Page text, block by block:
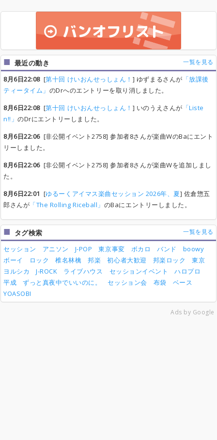
最近の動き 一覧を見る
8月6日22:08[第十回 けいおんせっしょん！ ] ゆずまるさんが 「放課後
ティータイム」 のDrへのエントリーを取り消しました。
8月6日22:08[第十回 けいおんせっしょん！ ] いのうえさんが 「Liste
n!!」のDrにエントリーしました。
8月6日22:06[非公開イベント2758] 参加者8さんが楽曲WのBaにエント
リーしました。
8月6日22:06[非公開イベント2758] 参加者8さんが楽曲Wを追加しまし
た。
8月6日22:01 [ゆるーくアイマス楽曲セッション 2026年、夏] 佐倉惣五
郎さんが 「The Rolling Riceball」 のBaにエントリーしました。
タグ検索 一覧を見る
セッション アニソン J-POP 東京事変 ボカロ バンド
boowy
ボーイ
ロック 椎名林檎 邦楽 初心者大歓迎 邦楽ロック
東京
ヨルシカ
J-ROCK ライブハウス セッションイベント
ハロプロ
平成
ずっと真夜中でいいのに。 セッション会 布袋
ベース
YOASOBI
Ads by Google